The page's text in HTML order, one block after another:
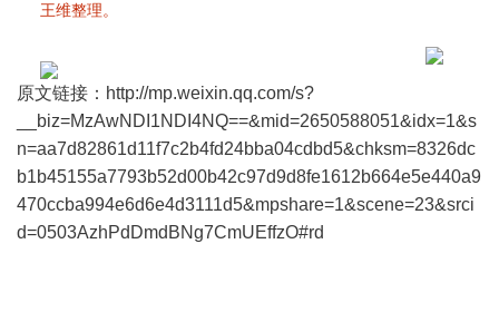
王维整理。
原文链接：http://mp.weixin.qq.com/s?
__biz=MzAwNDI1NDI4NQ==&mid=2650588051&idx=1&s
n=aa7d82861d11f7c2b4fd24bba04cdbd5&chksm=8326dc
b1b45155a7793b52d00b42c97d9d8fe1612b664e5e440a9
470ccba994e6d6e4d3111d5&mpshare=1&scene=23&srci
d=0503AzhPdDmdBNg7CmUEffzO#rd